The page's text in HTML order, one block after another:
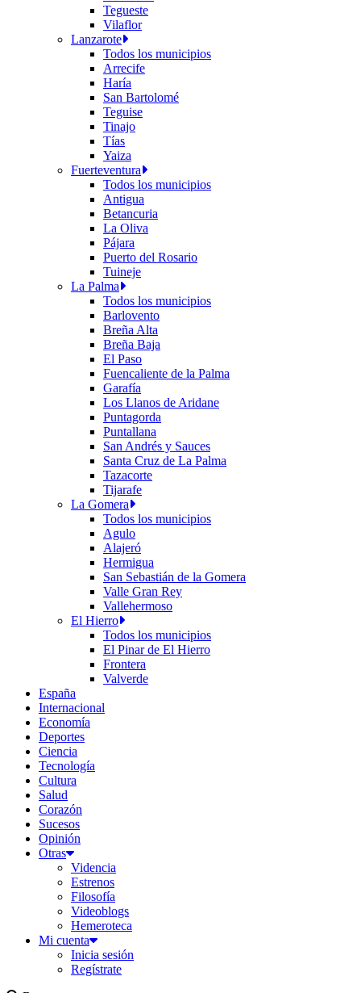
Tegueste
Vilaflor
Lanzarote
Todos los municipios
Arrecife
Haría
San Bartolomé
Teguise
Tinajo
Tías
Yaiza
Fuerteventura
Todos los municipios
Antigua
Betancuria
La Oliva
Pájara
Puerto del Rosario
Tuineje
La Palma
Todos los municipios
Barlovento
Breña Alta
Breña Baja
El Paso
Fuencaliente de la Palma
Garafía
Los Llanos de Aridane
Puntagorda
Puntallana
San Andrés y Sauces
Santa Cruz de La Palma
Tazacorte
Tijarafe
La Gomera
Todos los municipios
Agulo
Alajeró
Hermigua
San Sebastián de la Gomera
Valle Gran Rey
Vallehermoso
El Hierro
Todos los municipios
El Pinar de El Hierro
Frontera
Valverde
España
Internacional
Economía
Deportes
Ciencia
Tecnología
Cultura
Salud
Corazón
Sucesos
Opinión
Otras
Videncia
Estrenos
Filosofía
Videoblogs
Hemeroteca
Mi cuenta
Inicia sesión
Regístrate